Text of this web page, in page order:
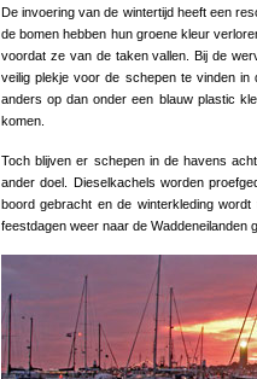
De invoering van de wintertijd heeft een
de bomen hebben hun groene kleur
voordat ze van de taken vallen. Bij de
veilig plekje voor de schepen te vinden
anders op dan onder een blauw plastic
komen.
Toch blijven er schepen in de havens
ander doel. Dieselkachels worden
boord gebracht en de winterkleding
feestdagen weer naar de Waddeneilanden